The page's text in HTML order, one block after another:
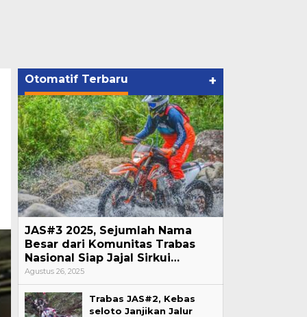
Otomatif Terbaru +
JAS#3 2025, Sejumlah Nama
Besar dari Komunitas Trabas
Nasional Siap Jajal Sirkui…
Agustus 26, 2025
Trabas JAS#2, Kebas
seloto Janjikan Jalur